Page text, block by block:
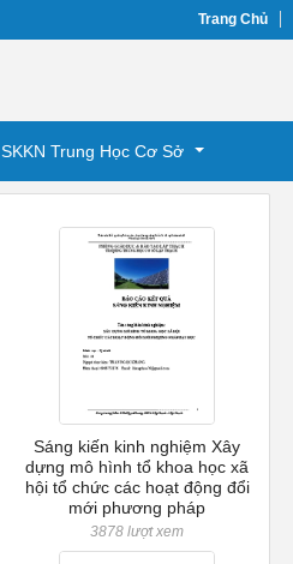
Trang Chủ
SKKN Trung Học Cơ Sở
Sáng kiến kinh nghiệm Xây
dựng mô hình tổ khoa học xã
hội tổ chức các hoạt động đổi
mới phương pháp
3878 lượt xem